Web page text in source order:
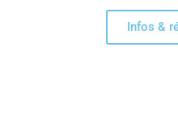
Infos &